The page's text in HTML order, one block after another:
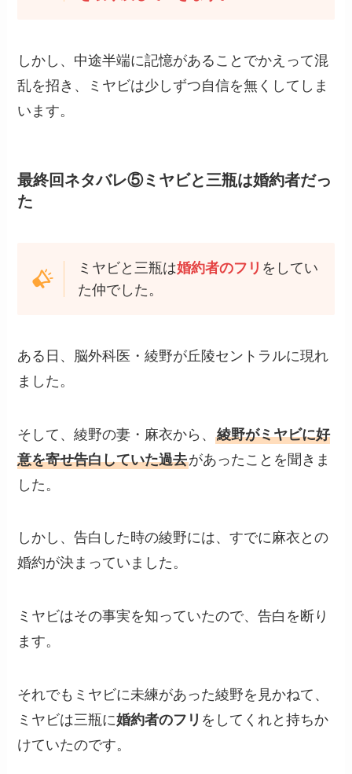
しかし、中途半端に記憶があることでかえって混
乱を招き、ミヤビは少しずつ自信を無くしてしま
います。
最終回ネタバレ⑤ミヤビと三瓶は婚約者だっ
た
ミヤビと三瓶は婚約者のフリ をしてい
た仲でした。
ある日、脳外科医・綾野が丘陵セントラルに現れ
ました。
そして、綾野の妻・麻衣から、綾野がミヤビに好
意を寄せ告白していた過去があったことを聞きま
した。
しかし、告白した時の綾野には、すでに麻衣との
婚約が決まっていました。
ミヤビはその事実を知っていたので、告白を断り
ます。
それでもミヤビに未練があった綾野を見かねて、
ミヤビは三瓶に婚約者のフリ をしてくれと持ちか
けていたのです。